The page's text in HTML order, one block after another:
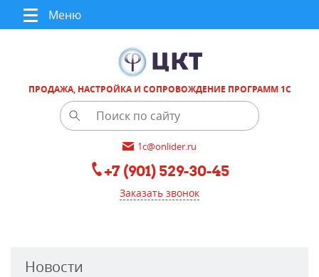
Меню
ПРОДАЖА, НАСТРОЙКА И СОПРОВОЖДЕНИЕ ПРОГРАММ 1С
1c@onlider.ru
+7 (901) 529-30-45
Заказать звонок
Новости